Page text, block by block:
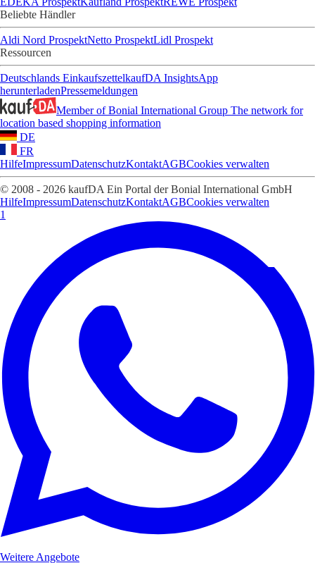
Beliebte Händler
Aldi Nord ProspektNetto ProspektLidl Prospekt
Ressourcen
Deutschlands EinkaufszettelkaufDA InsightsApp
herunterladenPressemeldungen
Member of Bonial International Group The network for
location based shopping information
DE
FR
HilfeImpressumDatenschutzKontaktAGBCookies verwalten
© 2008 - 2026 kaufDA Ein Portal der Bonial International GmbH
HilfeImpressumDatenschutzKontaktAGBCookies verwalten
1
Weitere Angebote